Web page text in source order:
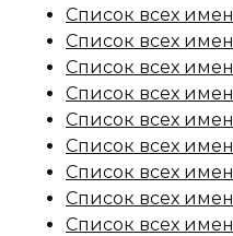
Список всех
Список всех
Список всех
Список всех
Список всех
Список всех
Список всех
Список всех
Список всех